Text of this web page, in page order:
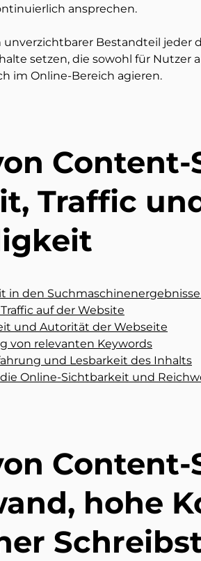
ansprechen.
unverzichtbarer Bestandteil jeder
setzen, die sowohl für Nutzer
im Online-Bereich agieren.
Content-
Traffic
in den
auf der Website
und Autorität der Webseite
von relevanten Keywords
und Lesbarkeit des Inhalts
Online-Sichtbarkeit und
Content-
hohe